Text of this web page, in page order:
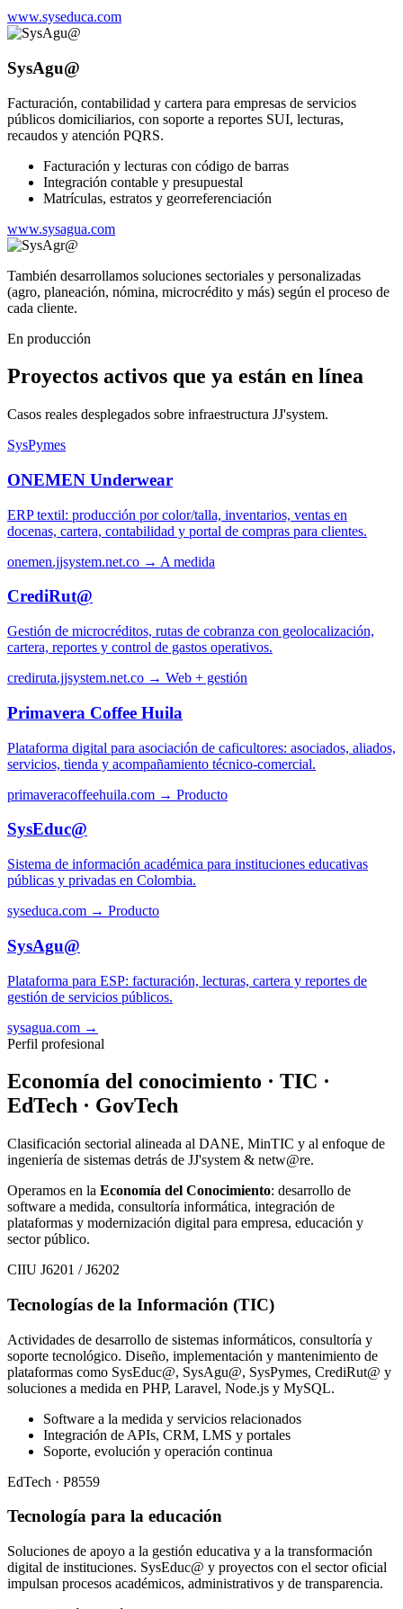
www.syseduca.com
SysAgu@
Facturación, contabilidad y cartera para empresas de servicios
públicos domiciliarios, con soporte a reportes SUI, lecturas,
recaudos y atención PQRS.
Facturación y lecturas con código de barras
Integración contable y presupuestal
Matrículas, estratos y georreferenciación
www.sysagua.com
También desarrollamos soluciones sectoriales y personalizadas
(agro, planeación, nómina, microcrédito y más) según el proceso de
cada cliente.
En producción
Proyectos activos que ya están en línea
Casos reales desplegados sobre infraestructura JJ'system.
SysPymes
ONEMEN Underwear
ERP textil: producción por color/talla, inventarios, ventas en
docenas, cartera, contabilidad y portal de compras para clientes.
onemen.jjsystem.net.co → A medida
CrediRut@
Gestión de microcréditos, rutas de cobranza con geolocalización,
cartera, reportes y control de gastos operativos.
crediruta.jjsystem.net.co → Web + gestión
Primavera Coffee Huila
Plataforma digital para asociación de caficultores: asociados, aliados,
servicios, tienda y acompañamiento técnico-comercial.
primaveracoffeehuila.com → Producto
SysEduc@
Sistema de información académica para instituciones educativas
públicas y privadas en Colombia.
syseduca.com → Producto
SysAgu@
Plataforma para ESP: facturación, lecturas, cartera y reportes de
gestión de servicios públicos.
sysagua.com →
Perfil profesional
Economía del conocimiento · TIC ·
EdTech · GovTech
Clasificación sectorial alineada al DANE, MinTIC y al enfoque de
ingeniería de sistemas detrás de JJ'system & netw@re.
Operamos en la Economía del Conocimiento: desarrollo de
software a medida, consultoría informática, integración de
plataformas y modernización digital para empresa, educación y
sector público.
CIIU J6201 / J6202
Tecnologías de la Información (TIC)
Actividades de desarrollo de sistemas informáticos, consultoría y
soporte tecnológico. Diseño, implementación y mantenimiento de
plataformas como SysEduc@, SysAgu@, SysPymes, CrediRut@ y
soluciones a medida en PHP, Laravel, Node.js y MySQL.
Software a la medida y servicios relacionados
Integración de APIs, CRM, LMS y portales
Soporte, evolución y operación continua
EdTech · P8559
Tecnología para la educación
Soluciones de apoyo a la gestión educativa y a la transformación
digital de instituciones. SysEduc@ y proyectos con el sector oficial
impulsan procesos académicos, administrativos y de transparencia.